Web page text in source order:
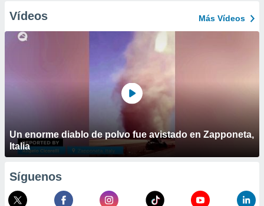
Vídeos Más Vídeos
Un enorme diablo de polvo fue avistado en Zapponeta,
Italia
Síguenos